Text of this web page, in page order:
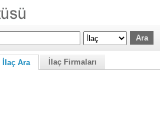
İlaç Ara İlaç Firmaları